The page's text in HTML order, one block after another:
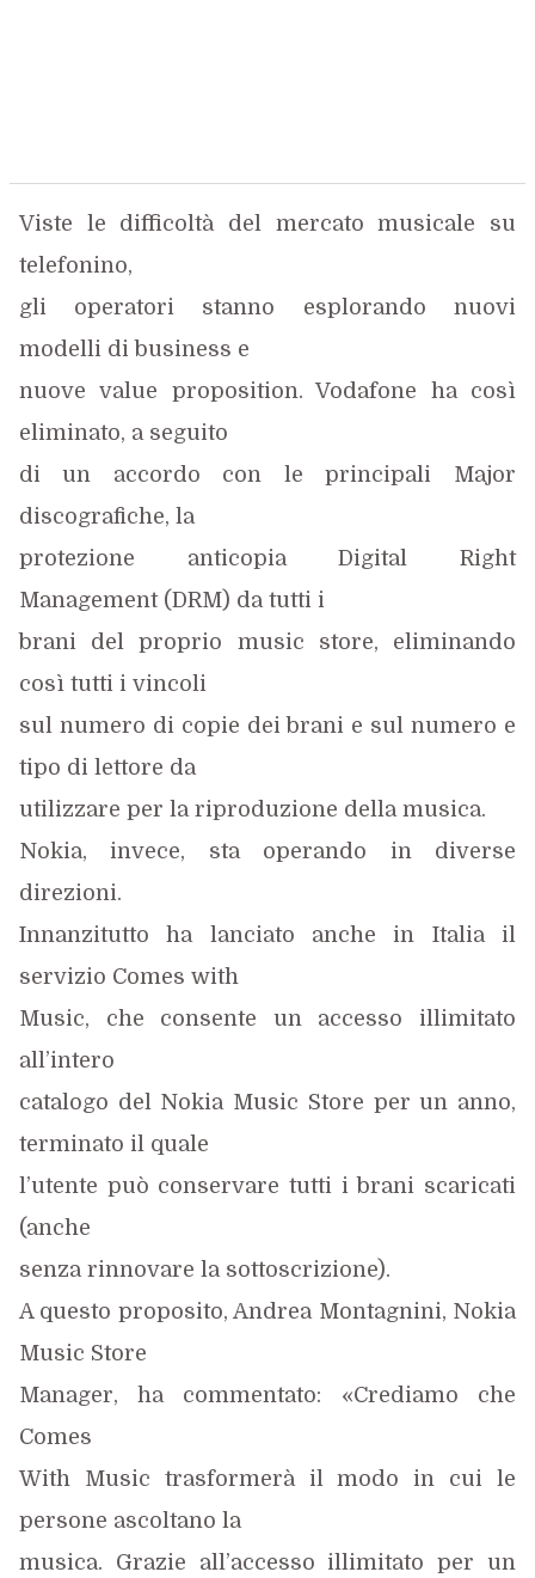
Viste le difficoltà del mercato musicale su
telefonino,
gli operatori stanno esplorando nuovi
modelli di business e
nuove value proposition. Vodafone ha così
eliminato, a seguito
di un accordo con le principali Major
discografiche, la
protezione anticopia Digital Right
Management (DRM) da tutti i
brani del proprio music store, eliminando
così tutti i vincoli
sul numero di copie dei brani e sul numero e
tipo di lettore da
utilizzare per la riproduzione della musica.
Nokia, invece, sta operando in diverse
direzioni.
Innanzitutto ha lanciato anche in Italia il
servizio Comes with
Music, che consente un accesso illimitato
all’intero
catalogo del Nokia Music Store per un anno,
terminato il quale
l’utente può conservare tutti i brani scaricati
(anche
senza rinnovare la sottoscrizione).
A questo proposito, Andrea Montagnini, Nokia
Music Store
Manager, ha commentato: «Crediamo che
Comes
With Music trasformerà il modo in cui le
persone ascoltano la
musica. Grazie all’accesso illimitato per un